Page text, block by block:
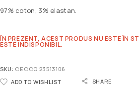
97% coton, 3% elastan.
ÎN PREZENT, ACEST PRODUS NU ESTE ÎN
ESTE INDISPONIBIL.
SKU: CECCO 23513106
ADD TO WISHLIST
SHARE